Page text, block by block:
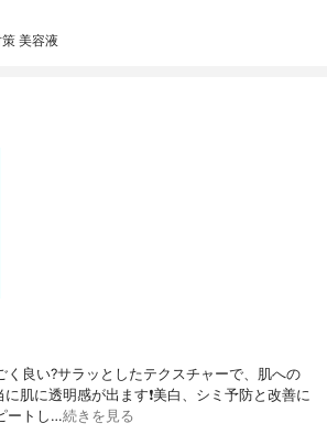
美容液
く良い?サラッとしたテクスチャーで、肌への
肌に透明感が出ます❗️美白、シミ予防と改善に
ートし…続きを見る